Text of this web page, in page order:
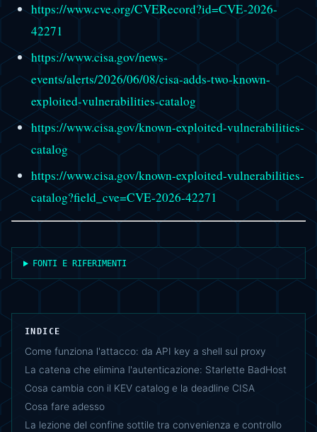
https://www.cve.org/CVERecord?id=CVE-2026-
42271
https://www.cisa.gov/news-
events/alerts/2026/06/08/cisa-adds-two-known-
exploited-vulnerabilities-catalog
https://www.cisa.gov/known-exploited-vulnerabilities-
catalog
https://www.cisa.gov/known-exploited-vulnerabilities-
catalog?field_cve=CVE-2026-42271
FONTI E RIFERIMENTI
INDICE
Come funziona l'attacco: da API key a shell sul proxy
La catena che elimina l'autenticazione: Starlette BadHost
Cosa cambia con il KEV catalog e la deadline CISA
Cosa fare adesso
La lezione del confine sottile tra convenienza e controllo